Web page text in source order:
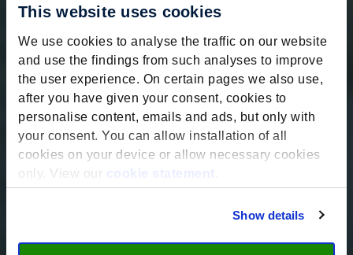
This website uses cookies
We use cookies to analyse the traffic on our website
and use the findings from such analyses to improve
the user experience. On certain pages we also use,
after you have given your consent, cookies to
personalise content, emails and ads, but only with
your consent. You can allow installation of all
cookies on your device or allow necessary cookies
only. View our
cookie statement
Show details